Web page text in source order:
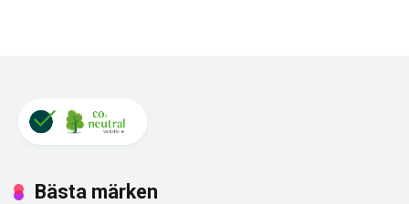
Bästa märken